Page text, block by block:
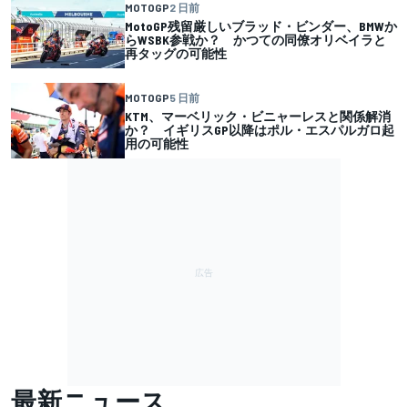
MOTOGP2 日前
MotoGP残留厳しいブラッド・ビンダー、BMWか
らWSBK参戦か？ かつての同僚オリベイラと
再タッグの可能性
MOTOGP5 日前
KTM、マーベリック・ビニャーレスと関係解消
か？ イギリスGP以降はポル・エスパルガロ起
用の可能性